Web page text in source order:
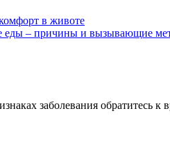
в животе
еды – причины и вызывающие
заболевания обратитесь к